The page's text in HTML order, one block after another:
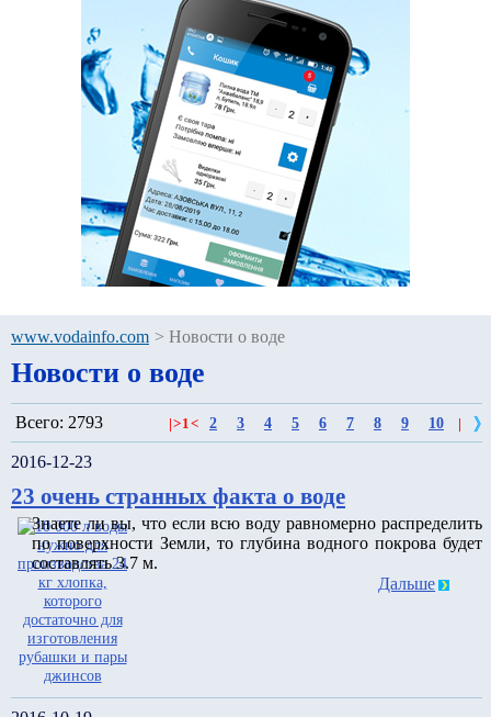
www.vodainfo.com > Новости о воде
Новости о воде
Всего: 2793 >1< 2 3 4 5 6 7 8 9 10
2016-12-23
23 очень странных факта о воде
Знаете ли вы, что если всю воду равномерно распределить
по поверхности Земли, то глубина водного покрова будет
составлять 3.7 м.
Дальше